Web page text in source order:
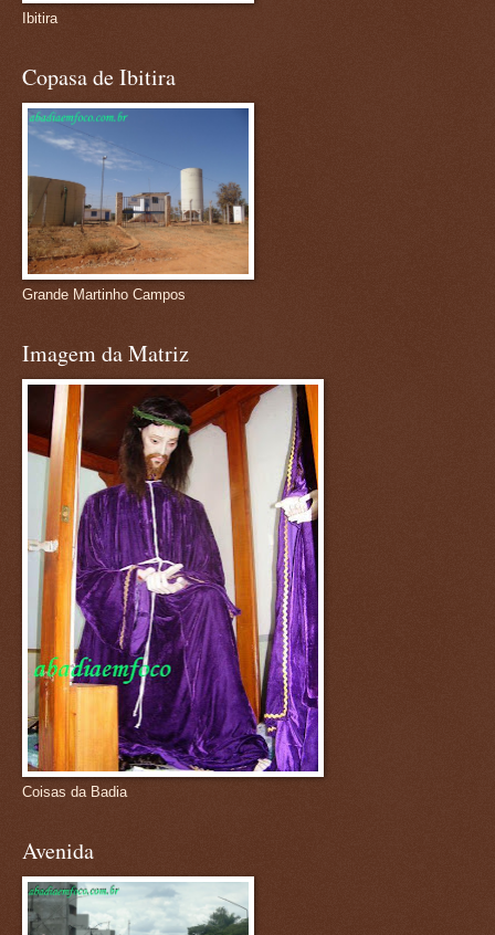
Ibitira
Copasa de Ibitira
Grande Martinho Campos
Imagem da Matriz
Coisas da Badia
Avenida